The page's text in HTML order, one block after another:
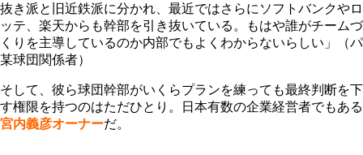
抜き派と旧近鉄派に分かれ、最近ではさらにソフトバンクやロ
ッテ、楽天からも幹部を引き抜いている。もはや誰がチームづ
くりを主導しているのか内部でもよくわからないらしい」（パ
某球団関係者）
そして、彼ら球団幹部がいくらプランを練っても最終判断を下
す権限を持つのはただひとり。日本有数の企業経営者でもある
宮内義彦オーナーだ。